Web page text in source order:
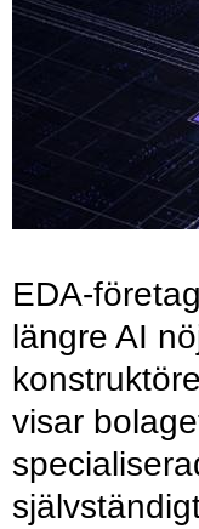
EDA-
längre AI
visar